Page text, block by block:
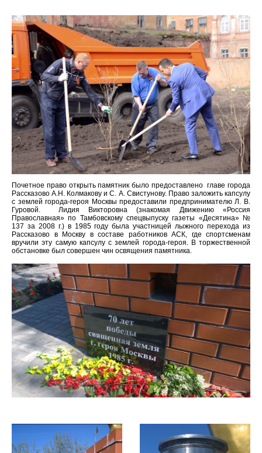
Почетное право открыть памятник было предоставлено главе города
Рассказово А.Н. Колмакову и С. А. Свистунову. Право заложить капсулу
с землей города-героя Москвы предоставили предпринимателю Л. В.
Гуровой. Лидия Викторовна (знакомая Движению «Россия
Православная» по Тамбовскому спецвыпуску газеты «Десятина» №
137 за 2008 г.) в 1985 году была участницей лыжного перехода из
Рассказово в Москву в составе работников АСК, где спортсменам
вручили эту самую капсулу с землей города-героя. В торжественной
обстановке был совершен чин освящения памятника.